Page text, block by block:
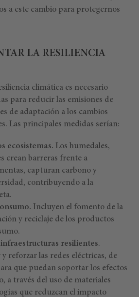
a este cambio para protegernos
LA RESILIENCIA
climática es necesario
para reducir las emisiones de
de adaptación a los cambios
Las principales medidas serían:
ecosistemas. Los humedales,
crean barreras frente a
capturan carbono y
contribuyendo a la
Incluyen el fomento de la
y reciclaje de los productos
resilientes.
reforzar las redes eléctricas, de
que puedan soportar los efectos
a través del uso de materiales
que reduzcan el impacto